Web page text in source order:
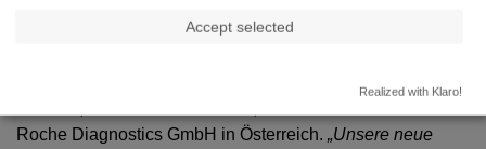
Glukosezielwerte hinaus. Menschen mit Diabetes müssen
Entscheidungen über ihr Diabetes-Management treffen
Roche Diagnostics GmbH in Österreich. „Unsere neue
Accept selected
Realized with Klaro!